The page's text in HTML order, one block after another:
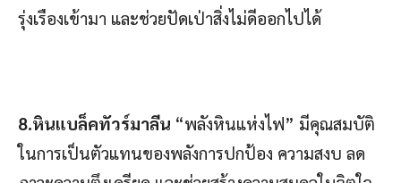
รุ่งเรืองเข้ามา และช่วยปัดเป่าสิ่งไม่ดีออกไปได้
8.หินแบล็คทัวร์มาลีน “พลังหินแห่งไฟ” มีคุณสมบัติ
ในการเป็นตัวแทนของพลังการปกป้อง ความสงบ ลด